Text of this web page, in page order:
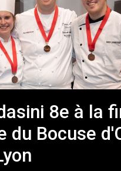
8e à la
du Bocuse